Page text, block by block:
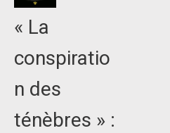
« La
conspiratio
n des
ténèbres » :